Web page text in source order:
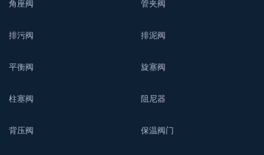
角座阀 管夹阀
排污阀 排泥阀
平衡阀 旋塞阀
柱塞阀 阻尼器
背压阀 保温阀门